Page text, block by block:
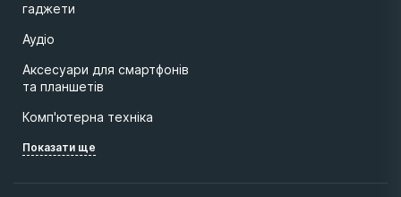
гаджети
Аудіо
Аксесуари для смартфонів
та планшетів
Комп'ютерна техніка
Показати ще